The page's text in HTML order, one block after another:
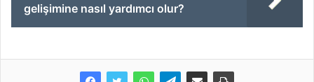
gelişimine nasıl yardımcı olur?